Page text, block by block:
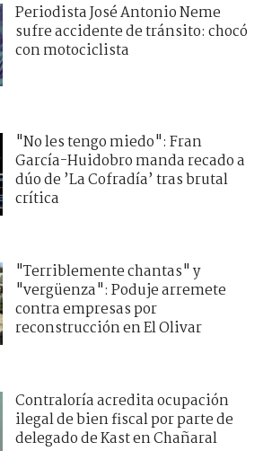
Periodista José Antonio Neme
sufre accidente de tránsito: chocó
con motociclista
"No les tengo miedo": Fran
García-Huidobro manda recado a
dúo de ’La Cofradía’ tras brutal
crítica
"Terriblemente chantas" y
"vergüenza": Poduje arremete
contra empresas por
reconstrucción en El Olivar
Contraloría acredita ocupación
ilegal de bien fiscal por parte de
delegado de Kast en Chañaral